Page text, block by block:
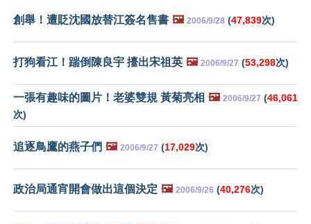
創舉！遭貶沈國放替江簽名售書 🖼️ 2006/9/28 (47,839次)
打狗看江！踹倒陳良宇 擡出宋祖英 🖼️ 2006/9/27 (53,298次)
一張有趣味的圖片！老婆雙規 黃菊亮相 🖼️ 2006/9/27 (46,061
次)
追逐鳥鷹的燕子們 🖼️ 2006/9/27 (17,029次)
政治局通宵開會做出這個決定 🖼️ 2006/9/26 (40,276次)